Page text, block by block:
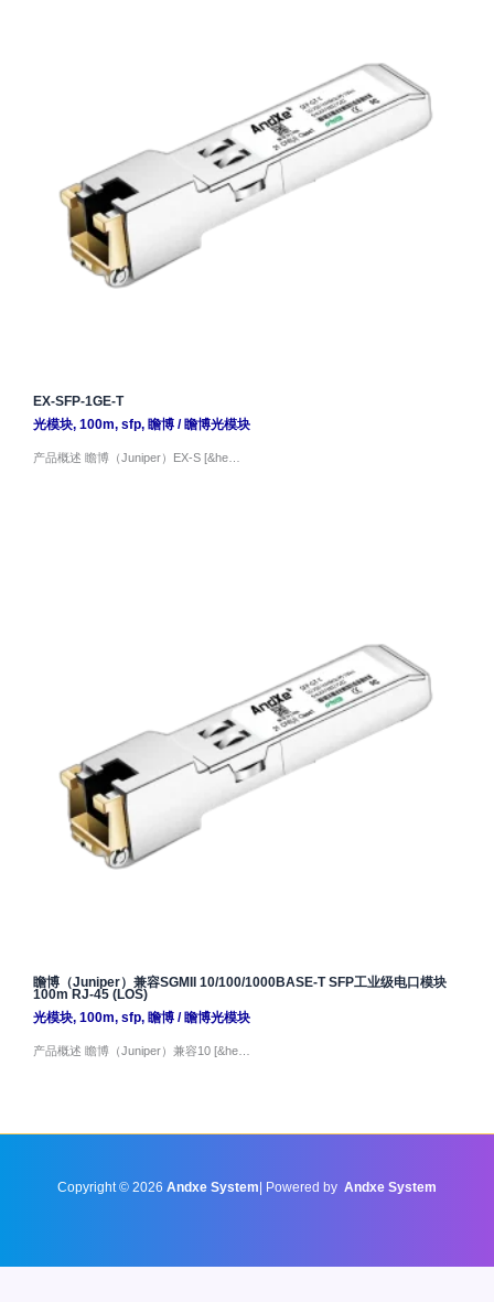
EX-SFP-1GE-T
光模块, 100m, sfp, 瞻博/ 瞻博光模块
产品概述 瞻博（Juniper）EX-S [&he…
瞻博（Juniper）兼容SGMII 10/100/1000BASE-T SFP工业级电口模块
100m RJ-45 (LOS)
光模块, 100m, sfp, 瞻博/ 瞻博光模块
产品概述 瞻博（Juniper）兼容10 [&he…
Copyright © 2026 Andxe System | Powered by Andxe System